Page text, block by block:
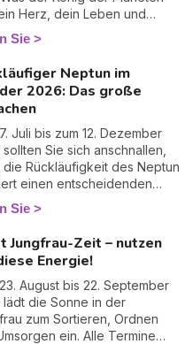
Ritualen zu feiern, die
miteinander verbinden.
Herz, dein Leben und
kühnsten Träume vorbereitet.
Sie
Neptun im
2026: Das große
Juli bis zum 12. Dezember
Sie sich anschnallen,
die Rückläufigkeit des Neptun
einen entscheidenden
Schluss mit dem
Schluss mit den Ausreden:
Phase zwingt uns, der
ins Auge zu sehen. Es ist
des inneren Umbruchs
radikalen
aber vor allem...
Befreiung, um unsere
endlich mit unseren Taten
Sie
Jungfrau-Zeit – nutzen
Energie!
August bis 22. September
lädt die Sonne in der
zum Sortieren, Ordnen
ein. Alle Termine